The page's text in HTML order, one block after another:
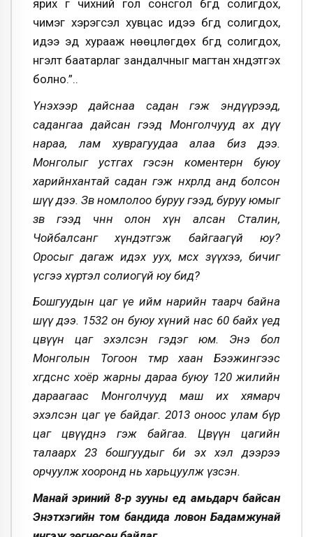
ярих үг чихний гол сонсгол бүгд солигдох,
чимэг хэрэгсэл хувцас идээ бүгд солигдох,
идээ эд хурааж нөөцлөгдөх бүгд солигдох,
нүгэлт баатарлаг зандалчныг магтан хүндэтгэх
болно.”..
Үнэхээр дайснаа садан гэж эндүүрээд,
садангаа дайсан гээд Монголчууд ах дүү
нараа, лам хуврагуудаа алаа биз дээ.
Монголыг устгах гэсэн коментерн буюу
харийнхантай садан гэж нөхөрлөөд анд болсон
шүү дээ. Зөв номлолоо буруу гээд, буруу юмыг
зөв гээд өчнөөн олон хүн алсан Сталин,
Чойбалсанг хүндэтгэж байгаагүй юу?
Оросыг дагаж идэх уух, өмсөх зүүхээ, бичиг
үсгээ хүртэл солиогүй юу бид?
Бошгуудын цаг үе ийм нарийн таарч байна
шүү дээ. 1532 он буюу хүний нас 60 байх үед
цөвүүн цаг эхэлсэн гэдэг юм. Энэ бол
Монголын Тогоон төмөр хаан Бээжингээс
хөөгдсөнөөс хоёр жарны дараа буюу 120 жилийн
дараагаас Монголчууд маш их хямарч
эхэлсэн цаг үе байдаг. 2013 оноос улам бүр
цаг цөвүүднэ гэж байгаа. Цөвүүн цагийн
талаарх 23 бошгуудыг би эх хэл дээрээ
орчуулж хооронд нь харьцуулж үзсэн.
Манай эриний 8-р зууны үед амьдарч байсан
Энэтхэгийн том бандида ловон Бадамжунай